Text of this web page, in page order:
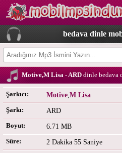
bedava dinle
Motive,M Lisa - ARD dinle bedava
Şarkıcı: Motive M Lisa
Şarkı: ARD
Boyut: 6.71 MB
Süre: 2 Dakika 55 Saniye